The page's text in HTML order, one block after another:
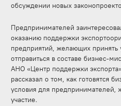
обсуждении новых
Предпринимателей
оказанию поддержки
предприятий, желающих принять
отправиться в составе бизнес-
АНО «Центр поддержки
рассказал о том, как готовятся
условия для предпринимателей,
участие.